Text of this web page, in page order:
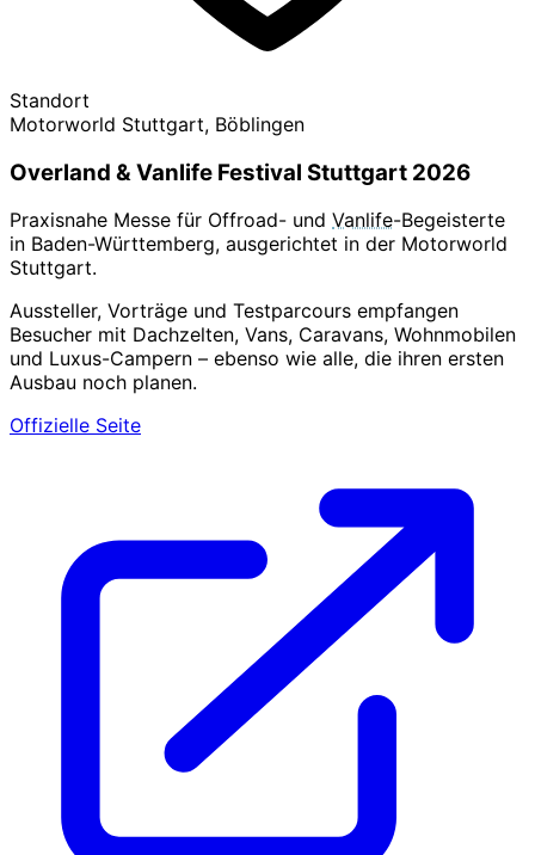
Standort
Motorworld Stuttgart, Böblingen
Overland & Vanlife Festival Stuttgart 2026
Praxisnahe Messe für Offroad- und Vanlife-Begeisterte
in Baden-Württemberg, ausgerichtet in der Motorworld
Stuttgart.
Aussteller, Vorträge und Testparcours empfangen
Besucher mit Dachzelten, Vans, Caravans, Wohnmobilen
und Luxus-Campern – ebenso wie alle, die ihren ersten
Ausbau noch planen.
Offizielle Seite